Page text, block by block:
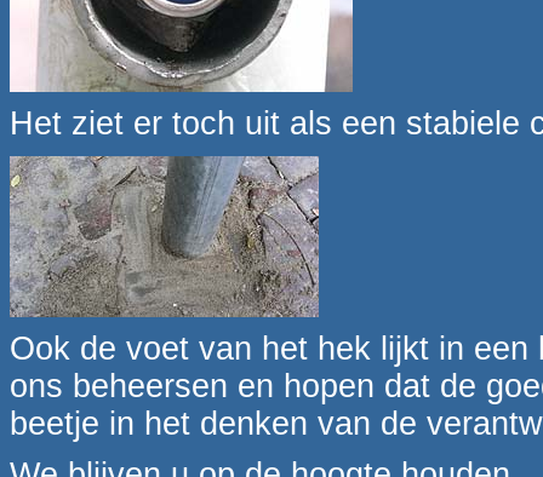
Het ziet er toch uit als een stabiele
Ook de voet van het hek lijkt in
ons beheersen en hopen dat de
beetje in het denken van de